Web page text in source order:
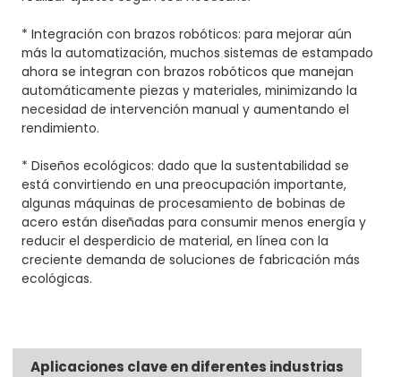
* Integración con brazos robóticos: para mejorar aún
más la automatización, muchos sistemas de estampado
ahora se integran con brazos robóticos que manejan
automáticamente piezas y materiales, minimizando la
necesidad de intervención manual y aumentando el
rendimiento.
* Diseños ecológicos: dado que la sustentabilidad se
está convirtiendo en una preocupación importante,
algunas máquinas de procesamiento de bobinas de
acero están diseñadas para consumir menos energía y
reducir el desperdicio de material, en línea con la
creciente demanda de soluciones de fabricación más
ecológicas.
Aplicaciones clave en diferentes industrias